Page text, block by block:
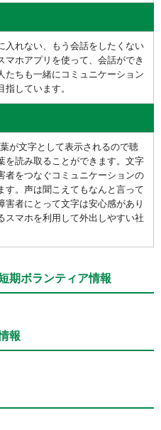
入れない、もう会話をしたくない
マホアプリを使って、会話ができ
たちも一緒にコミュニケーション
しています。
が文字として表示されるので聴
を読み取ることができます。文字
者をつなぐコミュニケーションの
す。声は聞こえてもなんと言って
害者にとって文字は安心感があり
スマホを利用して外出しやすい社
期ボランティア情報
報